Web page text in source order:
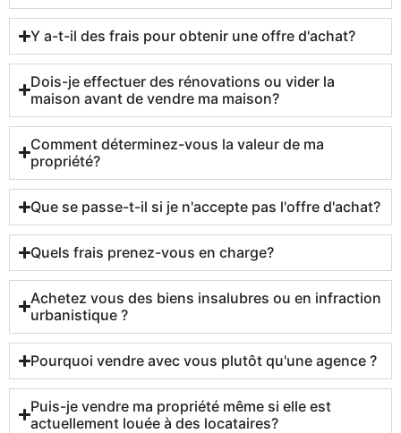
Y a-t-il des frais pour obtenir une offre d'achat?
Dois-je effectuer des rénovations ou vider la
maison avant de vendre ma maison?
Comment déterminez-vous la valeur de ma
propriété?
Que se passe-t-il si je n'accepte pas l'offre d'achat?
Quels frais prenez-vous en charge?
Achetez vous des biens insalubres ou en infraction
urbanistique ?
Pourquoi vendre avec vous plutôt qu'une agence ?
Puis-je vendre ma propriété même si elle est
actuellement louée à des locataires?